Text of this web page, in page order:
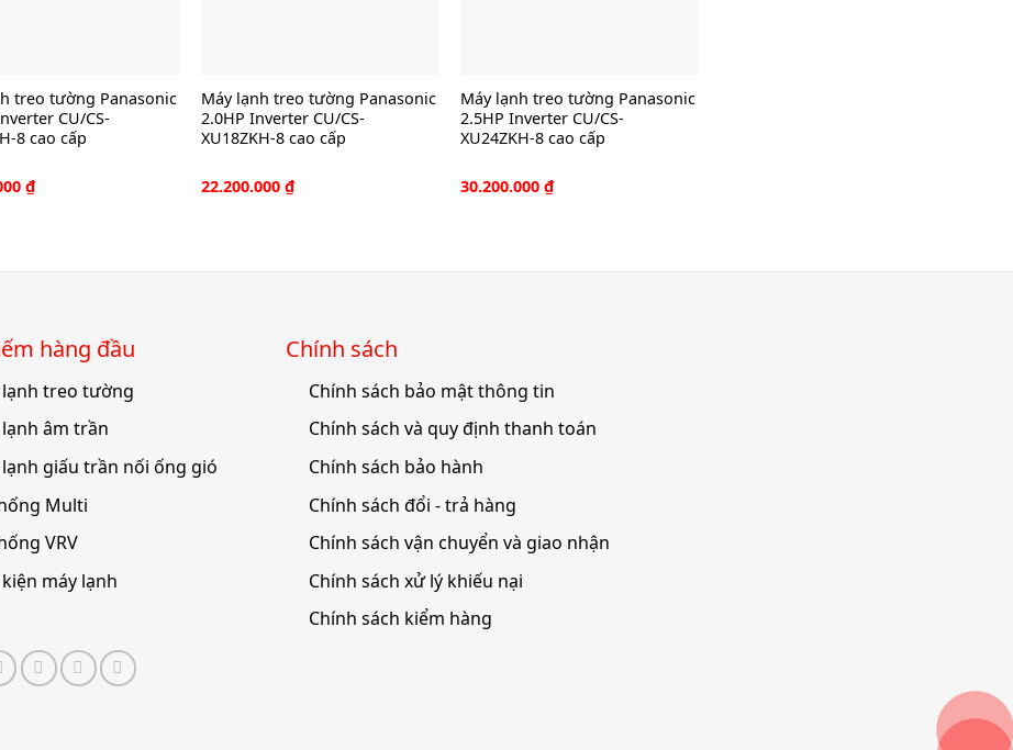
treo tường Panasonic
CU/CS-
8 cao cấp
₫
Máy lạnh treo tường Panasonic
2.0HP Inverter CU/CS-
XU18ZKH-8 cao cấp
22.200.000 ₫
Máy lạnh treo tường Panasonic
2.5HP Inverter CU/CS-
XU24ZKH-8 cao cấp
30.200.000 ₫
hàng đầu
lạnh treo tường
âm trần
giấu trần nối ống gió
Multi
VRV
máy lạnh
Chính sách
Chính sách bảo mật thông tin
Chính sách và quy định thanh toán
Chính sách bảo hành
Chính sách đổi - trả hàng
Chính sách vận chuyển và giao nhận
Chính sách xử lý khiếu nại
Chính sách kiểm hàng